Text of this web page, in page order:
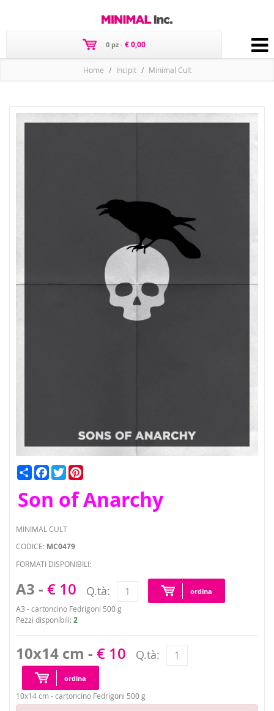
0 pz - € 0,00
Home Incipit Minimal Cult
CondividiFacebook
Twitter
Son of Anarchy
MINIMAL CULT
CODICE: MC0479
FORMATI DISPONIBILI:
A3 - € 10 Q.tà: ordina
A3 - cartoncino Fedrigoni 500 g
Pezzi disponibili: 2
10x14 cm - € 10 Q.tà:
ordina
10x14 cm - cartoncino Fedrigoni 500 g